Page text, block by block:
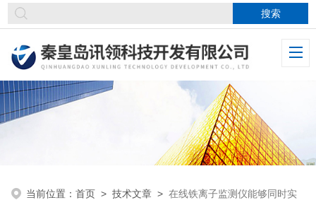
当前位置：首页 >技术文章 >在线铁离子监测仪能够同时实